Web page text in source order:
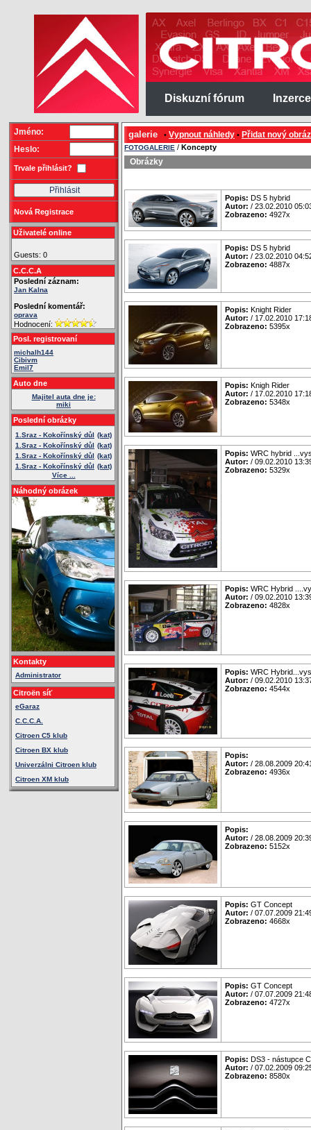
Diskuzní fórum Inzerce
Jméno:
Heslo:
Trvale přihlásit?
Nová Registrace
Uživatelé online
Guests: 0
C.C.C.A
Poslední záznam:
Jan Kalna
Poslední komentář:
oprava
Hodnocení:
Posl. registrovaní
michalh144
Cibivm
Emil7
Auto dne
Majitel auta dne je:
miki
Poslední obrázky
1.Sraz - Kokořínský důl (kat)
1.Sraz - Kokořínský důl (kat)
1.Sraz - Kokořínský důl (kat)
1.Sraz - Kokořínský důl (kat)
Více ...
Náhodný obrázek
Kontakty
Administrator
Citroën síť
eGaraz
C.C.C.A.
Citroen C5 klub
Citroen BX klub
Univerzálni Citroen klub
Citroen XM klub
galerie • Vypnout náhledy • Přidat nový
FOTOGALERIE / Koncepty
Obrázky
Popis: DS 5 hybrid
Autor: / 23.02.2010
Zobrazeno: 4927x
Popis: DS 5 hybrid
Autor: / 23.02.2010
Zobrazeno: 4887x
Popis: Knight Rider
Autor: / 17.02.2010
Zobrazeno: 5395x
Popis: Knigh Rider
Autor: / 17.02.2010
Zobrazeno: 5348x
Popis: WRC hybrid
Autor: / 09.02.2010
Zobrazeno: 5329x
Popis: WRC Hybrid
Autor: / 09.02.2010
Zobrazeno: 4828x
Popis: WRC
Autor: / 09.02.2010
Zobrazeno: 4544x
Popis:
Autor: / 28.08.2009
Zobrazeno: 4936x
Popis:
Autor: / 28.08.2009
Zobrazeno: 5152x
Popis: GT Concept
Autor: / 07.07.2009
Zobrazeno: 4668x
Popis: GT Concept
Autor: / 07.07.2009
Zobrazeno: 4727x
Popis: DS3 - nástupce
Autor: / 07.02.2009
Zobrazeno: 8580x